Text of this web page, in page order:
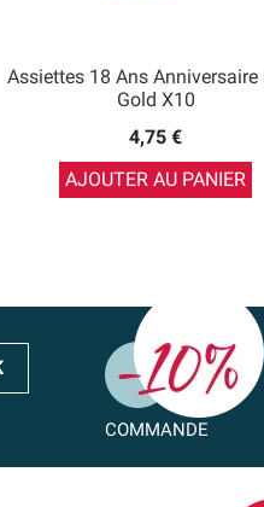
Assiettes 18 Ans Anniversaire
Gold X10
4,75 €
AJOUTER AU PANIER
COMMANDE